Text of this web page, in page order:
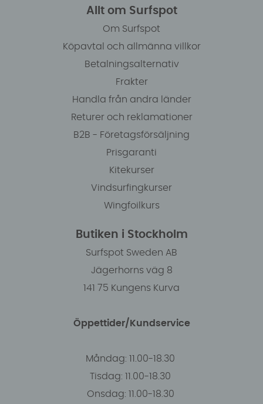
Allt om Surfspot
Om Surfspot
Köpavtal och allmänna villkor
Betalningsalternativ
Frakter
Handla från andra länder
Returer och reklamationer
B2B - Företagsförsäljning
Prisgaranti
Kitekurser
Vindsurfingkurser
Wingfoilkurs
Butiken i Stockholm
Surfspot Sweden AB
Jägerhorns väg 8
141 75 Kungens Kurva
Öppettider/Kundservice
Måndag: 11.00-18.30
Tisdag: 11.00-18.30
Onsdag: 11.00-18.30